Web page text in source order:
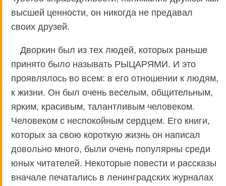
высшей ценности, он никогда не предавал
своих друзей.
Дворкин был из тех людей, которых раньше
принято было называть РЫЦАРЯМИ. И это
проявлялось во всем: в его отношении к людям,
к жизни. Он был очень веселым, общительным,
ярким, красивым, талантливым человеком.
Человеком с неспокойным сердцем. Его книги,
которых за свою короткую жизнь он написал
довольно много, были очень популярны среди
юных читателей. Некоторые повести и рассказы
вначале печатались в ленинградских журналах